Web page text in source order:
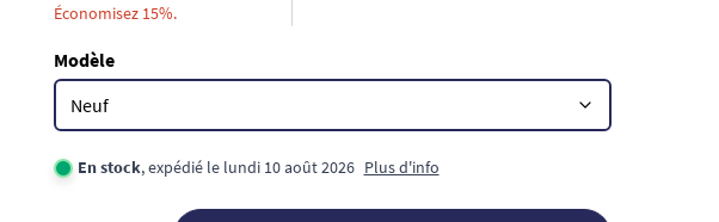
Économisez 15%.
Modèle
En stock, expédié le lundi 10 août 2026 Plus d'info